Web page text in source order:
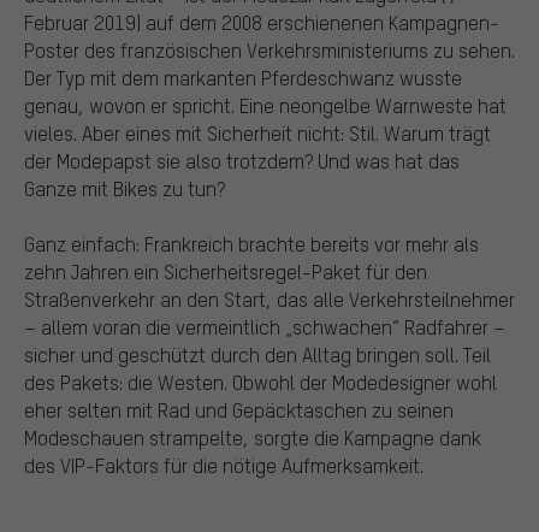
Februar 2019) auf dem 2008 erschienenen Kampagnen-
Poster des französischen Verkehrsministeriums zu sehen.
Der Typ mit dem markanten Pferdeschwanz wusste
genau, wovon er spricht. Eine neongelbe Warnweste hat
vieles. Aber eines mit Sicherheit nicht: Stil. Warum trägt
der Modepapst sie also trotzdem? Und was hat das
Ganze mit Bikes zu tun?
Ganz einfach: Frankreich brachte bereits vor mehr als
zehn Jahren ein Sicherheitsregel-Paket für den
Straßenverkehr an den Start, das alle Verkehrsteilnehmer
– allem voran die vermeintlich „schwachen“ Radfahrer –
sicher und geschützt durch den Alltag bringen soll. Teil
des Pakets: die Westen. Obwohl der Modedesigner wohl
eher selten mit Rad und Gepäcktaschen zu seinen
Modeschauen strampelte, sorgte die Kampagne dank
des VIP-Faktors für die nötige Aufmerksamkeit.